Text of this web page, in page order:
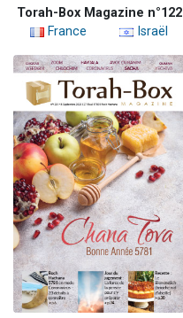
Torah-Box Magazine n°122
France
Israël